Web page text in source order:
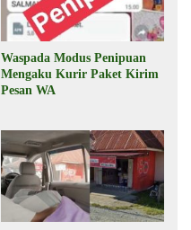
Waspada Modus Penipuan
Mengaku Kurir Paket Kirim
Pesan WA